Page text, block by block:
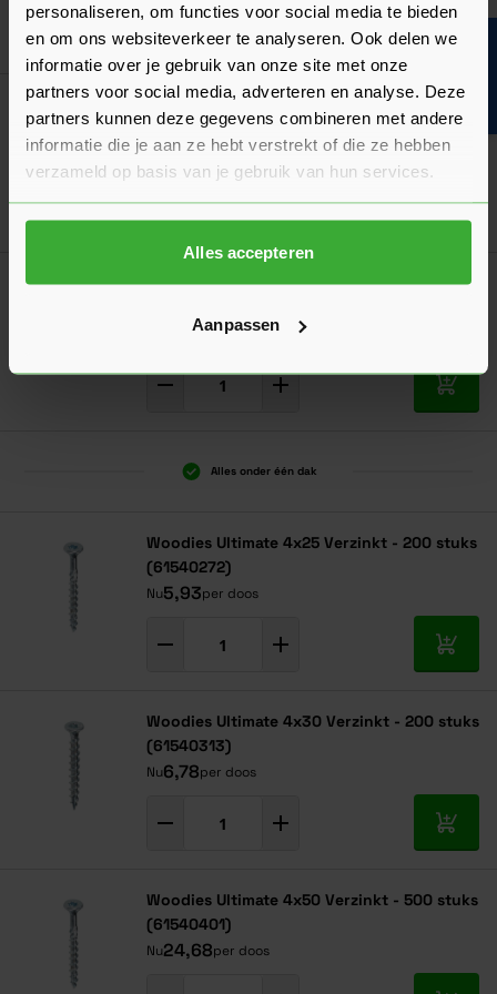
personaliseren, om functies voor social media te bieden
en om ons websiteverkeer te analyseren. Ook delen we
informatie over je gebruik van onze site met onze
partners voor social media, adverteren en analyse. Deze
partners kunnen deze gegevens combineren met andere
informatie die je aan ze hebt verstrekt of die ze hebben
verzameld op basis van je gebruik van hun services.
Alles accepteren
Aanpassen
In
Woodies Ultimate 5x50 Verzinkt - 200 stuks
(61550401)
Nu14,91 per doos
In
Woodies Ultimate 3,5x40 Verzinkt - 200
7,04per doos
In
Alles onder één dak
Woodies Ultimate 4x25 Verzinkt - 200 stuks
(61540272)
Nu5,93per doos
In
Woodies Ultimate 4x30 Verzinkt - 200 stuks
(61540313)
Nu6,78per doos
In
Woodies Ultimate 4x50 Verzinkt - 500 stuks
(61540401)
Nu24,68per doos